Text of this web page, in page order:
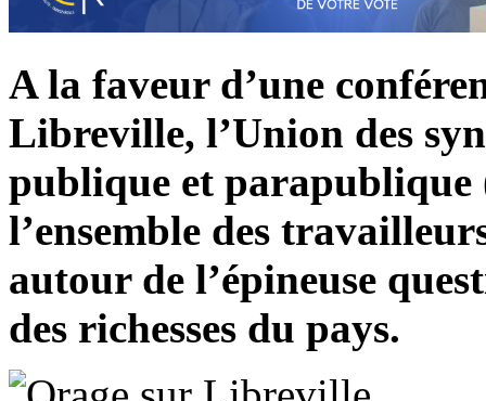
A la faveur d’une
Libreville, l’Union des
publique et parapublique
l’ensemble des
autour de l’épineuse
des richesses du pays.